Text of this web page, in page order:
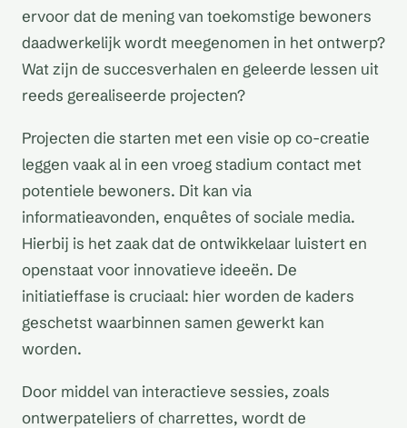
ervoor dat de mening van toekomstige bewoners
daadwerkelijk wordt meegenomen in het ontwerp?
Wat zijn de succesverhalen en geleerde lessen uit
reeds gerealiseerde projecten?
Projecten die starten met een visie op co-creatie
leggen vaak al in een vroeg stadium contact met
potentiele bewoners. Dit kan via
informatieavonden, enquêtes of sociale media.
Hierbij is het zaak dat de ontwikkelaar luistert en
openstaat voor innovatieve ideeën. De
initiatieffase is cruciaal: hier worden de kaders
geschetst waarbinnen samen gewerkt kan
worden.
Door middel van interactieve sessies, zoals
ontwerpateliers of charrettes, wordt de